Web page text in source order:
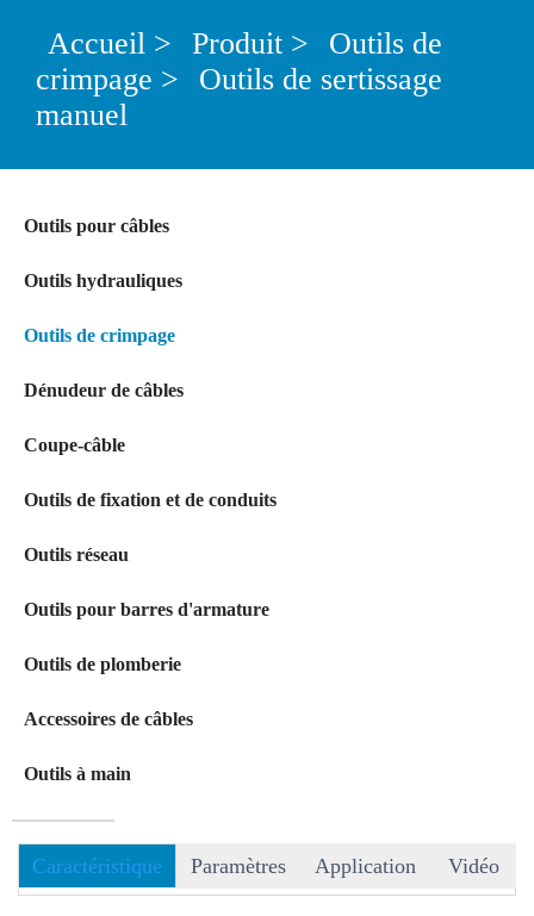
Accueil > Produit >
Outils de
crimpage >
Outils de sertissage
manuel
Outils pour câbles
Outils hydrauliques
Outils de crimpage
Dénudeur de câbles
Coupe-câble
Outils de fixation et de conduits
Outils réseau
Outils pour barres d'armature
Outils de plomberie
Accessoires de câbles
Outils à main
Caractéristique Paramètres Application Vidéo